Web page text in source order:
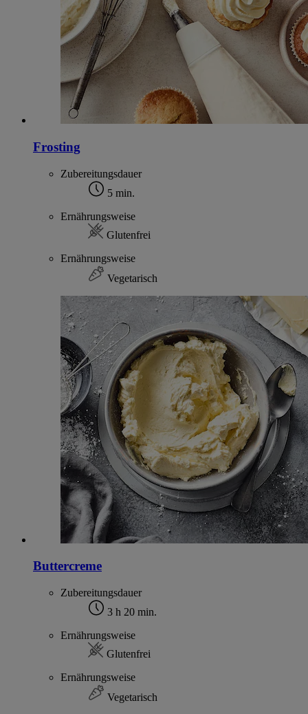
Frosting
Zubereitungsdauer
5 min.
Ernährungsweise
Glutenfrei
Ernährungsweise
Vegetarisch
Buttercreme
Zubereitungsdauer
3 h 20 min.
Ernährungsweise
Glutenfrei
Ernährungsweise
Vegetarisch